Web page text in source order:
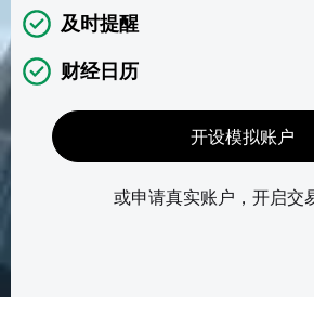
及时提醒
财经日历